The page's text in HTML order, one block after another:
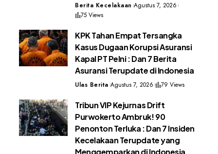
Berita Kecelakaan Agustus 7, 2026
75 Views
KPK Tahan Empat Tersangka
Kasus Dugaan Korupsi Asuransi
Kapal PT Pelni : Dan 7 Berita
Asuransi Terupdate di Indonesia
Ulas Berita Agustus 7, 2026 79 Views
Tribun VIP Kejurnas Drift
Purwokerto Ambruk! 90
Penonton Terluka : Dan 7 Insiden
Kecelakaan Terupdate yang
Menggemparkan di Indonesia